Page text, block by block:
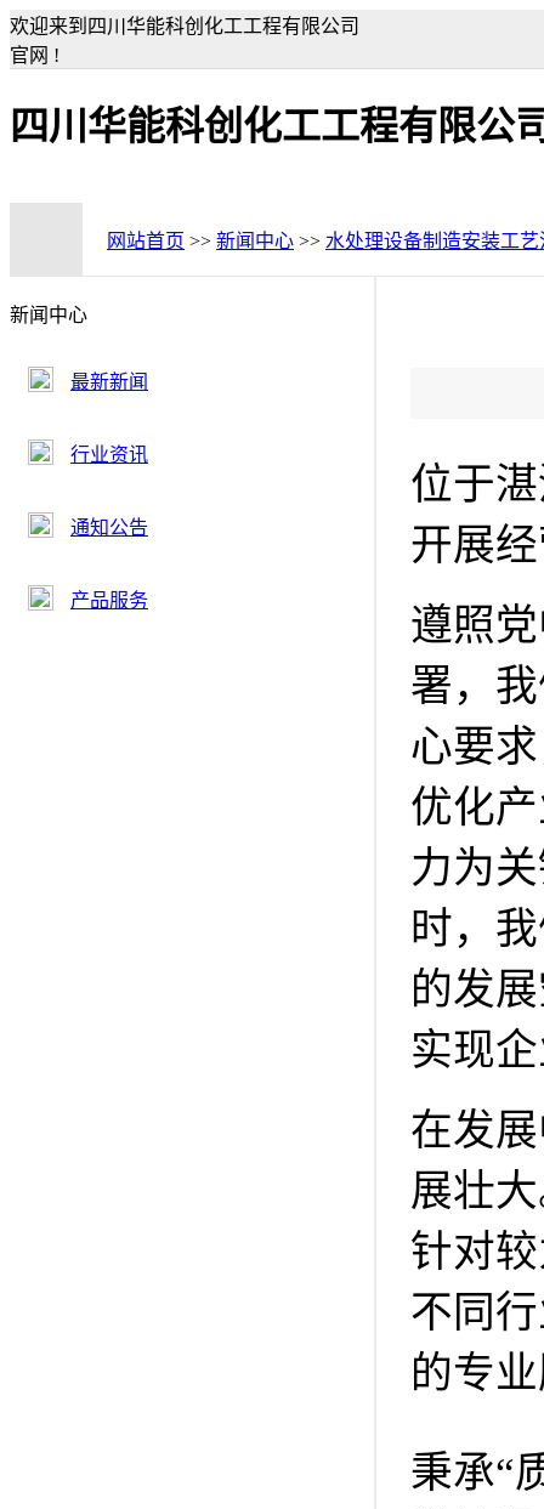
欢迎来到四川华能科创化工工程有限公司
官网 !
四川华能科创化工工程有限公
网站首页 >> 新闻中心 >> 水处理设备制造安装工艺
新闻中心
最新新闻
行业资讯
通知公告
产品服务
位于
开展
遵照
署，
心要
优化
力为
时，
的发
实现
在发
展壮
针对
不同
的专
秉承“